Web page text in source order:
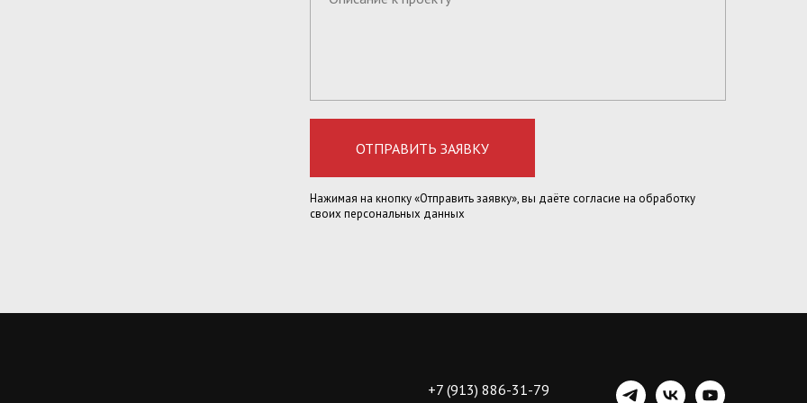
ОТПРАВИТЬ ЗАЯВКУ
Нажимая на кнопку «Отправить заявку», вы даёте согласие на обработку
своих персональных данных
+7 (913) 886-31-79